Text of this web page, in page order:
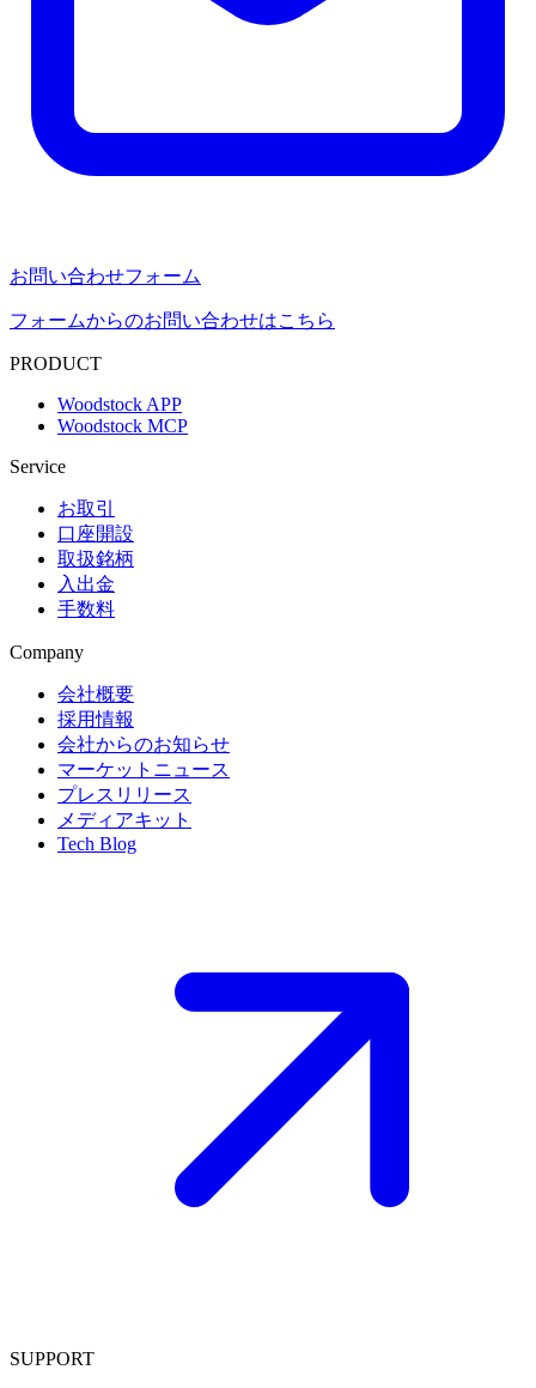
お問い合わせフォーム
フォームからのお問い合わせはこちら
PRODUCT
Woodstock APP
Woodstock MCP
Service
お取引
口座開設
取扱銘柄
入出金
手数料
Company
会社概要
採用情報
会社からのお知らせ
マーケットニュース
プレスリリース
メディアキット
Tech Blog
SUPPORT